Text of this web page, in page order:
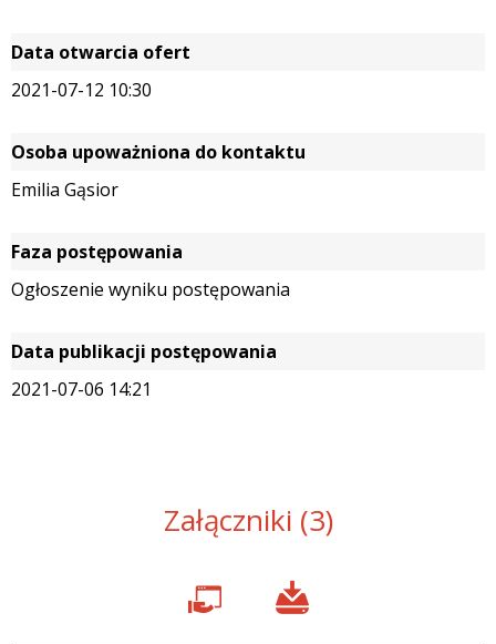
Data otwarcia ofert
2021-07-12 10:30
Osoba upoważniona do kontaktu
Emilia Gąsior
Faza postępowania
Ogłoszenie wyniku postępowania
Data publikacji postępowania
2021-07-06 14:21
Załączniki (3)